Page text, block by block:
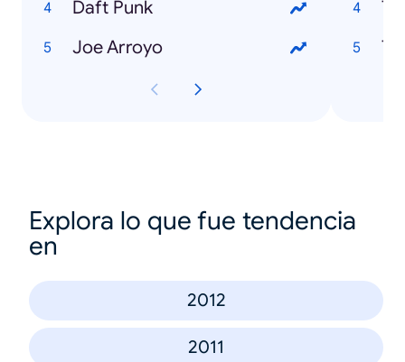
Daft Punk
Joe Arroyo
Explora lo que fue tendencia
en
2012
2011